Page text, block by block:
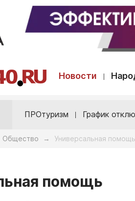
Новости
ПРОтуризм График
Общество → Универсальная помощь
помощь